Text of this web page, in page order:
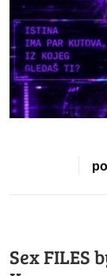
Sex FILES